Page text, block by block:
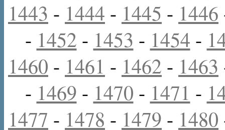
1443 - 1444 - 1445 - 1446
- 1452 - 1453 - 1454 -
1460 - 1461 - 1462 - 1463
- 1469 - 1470 - 1471 -
1477 - 1478 - 1479 - 1480